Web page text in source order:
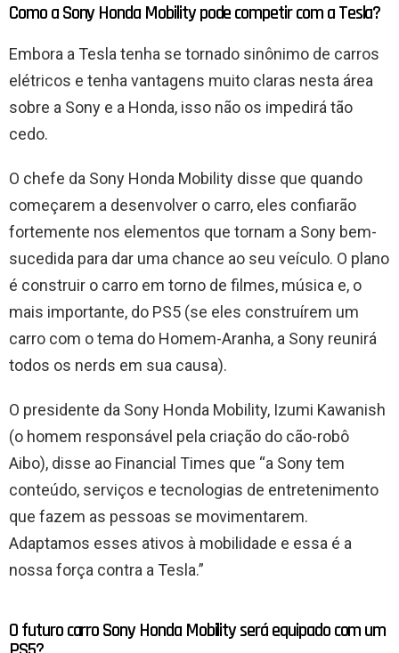
Como a Sony Honda Mobility pode competir com a Tesla?
Embora a Tesla tenha se tornado sinônimo de carros
elétricos e tenha vantagens muito claras nesta área
sobre a Sony e a Honda, isso não os impedirá tão
cedo.
O chefe da Sony Honda Mobility disse que quando
começarem a desenvolver o carro, eles confiarão
fortemente nos elementos que tornam a Sony bem-
sucedida para dar uma chance ao seu veículo. O plano
é construir o carro em torno de filmes, música e, o
mais importante, do PS5 (se eles construírem um
carro com o tema do Homem-Aranha, a Sony reunirá
todos os nerds em sua causa).
O presidente da Sony Honda Mobility, Izumi Kawanish
(o homem responsável pela criação do cão-robô
Aibo), disse ao Financial Times que “a Sony tem
conteúdo, serviços e tecnologias de entretenimento
que fazem as pessoas se movimentarem.
Adaptamos esses ativos à mobilidade e essa é a
nossa força contra a Tesla.”
O futuro carro Sony Honda Mobility será equipado com um